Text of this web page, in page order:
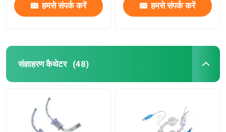
हमसे संपर्क करें हमसे संपर्क करें
संज्ञाहरण कैथेटर (48)